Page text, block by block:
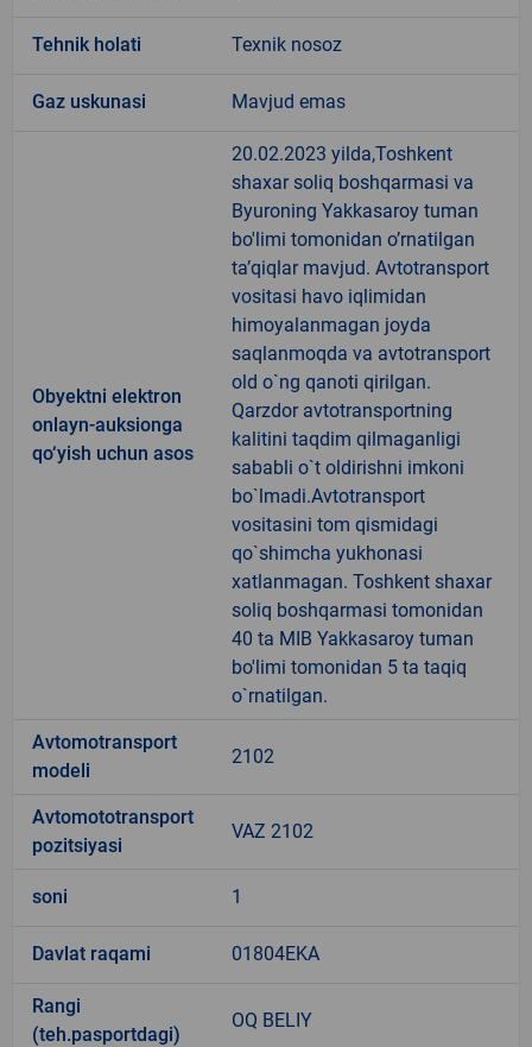
Tehnik holati Texnik nosoz
Gaz uskunasi Mavjud emas
Obyektni elektron
onlayn-auksionga
qo‘yish uchun asos
20.02.2023 yilda,Toshkent
shaxar soliq boshqarmasi va
Byuroning Yakkasaroy tuman
bo'limi tomonidan o’rnatilgan
ta’qiqlar mavjud. Avtotransport
vositasi havo iqlimidan
himoyalanmagan joyda
saqlanmoqda va avtotransport
old o`ng qanoti qirilgan.
Qarzdor avtotransportning
kalitini taqdim qilmaganligi
sababli o`t oldirishni imkoni
bo`lmadi.Avtotransport
vositasini tom qismidagi
qo`shimcha yukhonasi
xatlanmagan. Toshkent shaxar
soliq boshqarmasi tomonidan
40 ta MIB Yakkasaroy tuman
bo'limi tomonidan 5 ta taqiq
o`rnatilgan.
Avtomotransport
modeli
2102
Avtomototransport
pozitsiyasi
VAZ 2102
soni 1
Davlat raqami 01804EKA
Rangi
(teh.pasportdagi)
OQ BELIY